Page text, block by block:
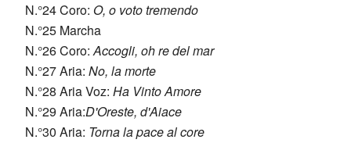
N.°24 Coro: O, o voto tremendo
N.°25 Marcha
N.°26 Coro:Accogli, oh re del mar
N.°27 Aria: No, la morte
N.°28 Aria Voz: Ha Vinto Amore
N.°29 Aria:D'Oreste, d'Aiace
N.°30 Aria: Torna la pace al core